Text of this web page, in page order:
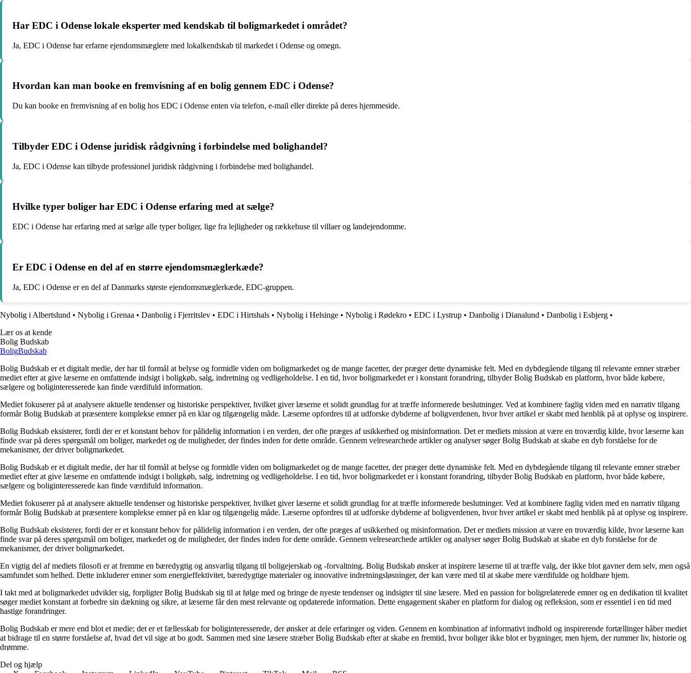
Har EDC i Odense lokale eksperter med kendskab til boligmarkedet i området?
Ja, EDC i Odense har erfarne ejendomsmæglere med lokalkendskab til markedet i Odense og omegn.
Hvordan kan man booke en fremvisning af en bolig gennem EDC i Odense?
Du kan booke en fremvisning af en bolig hos EDC i Odense enten via telefon, e-mail eller direkte på deres hjemmeside.
Tilbyder EDC i Odense juridisk rådgivning i forbindelse med bolighandel?
Ja, EDC i Odense kan tilbyde professionel juridisk rådgivning i forbindelse med bolighandel.
Hvilke typer boliger har EDC i Odense erfaring med at sælge?
EDC i Odense har erfaring med at sælge alle typer boliger, lige fra lejligheder og rækkehuse til villaer og landejendomme.
Er EDC i Odense en del af en større ejendomsmæglerkæde?
Ja, EDC i Odense er en del af Danmarks største ejendomsmæglerkæde, EDC-gruppen.
Nybolig i Albertslund • Nybolig i Grenaa • Danbolig i Fjerritslev • EDC i Hirtshals • Nybolig i Helsinge • Nybolig i Rødekro • EDC i Lystrup • Danbolig i Dianalund • Danbolig i Esbjerg •
Lær os at kende
Bolig Budskab
BoligBudskab
Bolig Budskab er et digitalt medie, der har til formål at belyse og formidle viden om boligmarkedet og de mange facetter, der præger dette dynamiske felt. Med en dybdegående tilgang til relevante emner stræber
mediet efter at give læserne en omfattende indsigt i boligkøb, salg, indretning og vedligeholdelse. I en tid, hvor boligmarkedet er i konstant forandring, tilbyder Bolig Budskab en platform, hvor både købere,
sælgere og boliginteresserede kan finde værdifuld information.
Mediet fokuserer på at analysere aktuelle tendenser og historiske perspektiver, hvilket giver læserne et solidt grundlag for at træffe informerede beslutninger. Ved at kombinere faglig viden med en narrativ tilgang
formår Bolig Budskab at præsentere komplekse emner på en klar og tilgængelig måde. Læserne opfordres til at udforske dybderne af boligverdenen, hvor hver artikel er skabt med henblik på at oplyse og inspirere.
Bolig Budskab eksisterer, fordi der er et konstant behov for pålidelig information i en verden, der ofte præges af usikkerhed og misinformation. Det er mediets mission at være en troværdig kilde, hvor læserne kan
finde svar på deres spørgsmål om boliger, markedet og de muligheder, der findes inden for dette område. Gennem velresearchede artikler og analyser søger Bolig Budskab at skabe en dyb forståelse for de
mekanismer, der driver boligmarkedet.
Bolig Budskab er et digitalt medie, der har til formål at belyse og formidle viden om boligmarkedet og de mange facetter, der præger dette dynamiske felt. Med en dybdegående tilgang til relevante emner stræber
mediet efter at give læserne en omfattende indsigt i boligkøb, salg, indretning og vedligeholdelse. I en tid, hvor boligmarkedet er i konstant forandring, tilbyder Bolig Budskab en platform, hvor både købere,
sælgere og boliginteresserede kan finde værdifuld information.
Mediet fokuserer på at analysere aktuelle tendenser og historiske perspektiver, hvilket giver læserne et solidt grundlag for at træffe informerede beslutninger. Ved at kombinere faglig viden med en narrativ tilgang
formår Bolig Budskab at præsentere komplekse emner på en klar og tilgængelig måde. Læserne opfordres til at udforske dybderne af boligverdenen, hvor hver artikel er skabt med henblik på at oplyse og inspirere.
Bolig Budskab eksisterer, fordi der er et konstant behov for pålidelig information i en verden, der ofte præges af usikkerhed og misinformation. Det er mediets mission at være en troværdig kilde, hvor læserne kan
finde svar på deres spørgsmål om boliger, markedet og de muligheder, der findes inden for dette område. Gennem velresearchede artikler og analyser søger Bolig Budskab at skabe en dyb forståelse for de
mekanismer, der driver boligmarkedet.
En vigtig del af mediets filosofi er at fremme en bæredygtig og ansvarlig tilgang til boligejerskab og -forvaltning. Bolig Budskab ønsker at inspirere læserne til at træffe valg, der ikke blot gavner dem selv, men også
samfundet som helhed. Dette inkluderer emner som energieffektivitet, bæredygtige materialer og innovative indretningsløsninger, der kan være med til at skabe mere værdifulde og holdbare hjem.
I takt med at boligmarkedet udvikler sig, forpligter Bolig Budskab sig til at følge med og bringe de nyeste tendenser og indsigter til sine læsere. Med en passion for boligrelaterede emner og en dedikation til kvalitet
søger mediet konstant at forbedre sin dækning og sikre, at læserne får den mest relevante og opdaterede information. Dette engagement skaber en platform for dialog og refleksion, som er essentiel i en tid med
hastige forandringer.
Bolig Budskab er mere end blot et medie; det er et fællesskab for boliginteresserede, der ønsker at dele erfaringer og viden. Gennem en kombination af informativt indhold og inspirerende fortællinger håber mediet
at bidrage til en større forståelse af, hvad det vil sige at bo godt. Sammen med sine læsere stræber Bolig Budskab efter at skabe en fremtid, hvor boliger ikke blot er bygninger, men hjem, der rummer liv, historie og
drømme.
Del og hjælp